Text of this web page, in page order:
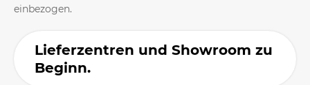
einbezogen.
Lieferzentren und Showroom zu
Beginn.